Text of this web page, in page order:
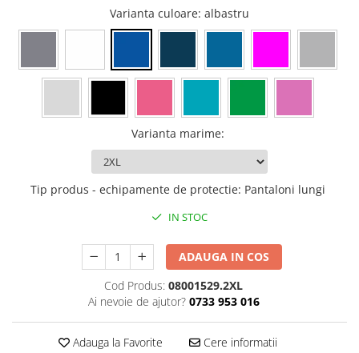
Instrumente de scris eco
Creioane mecanice si grafit
Finelinere
Markere diverse
Carioci si creioane colorate
Rezerve instrumente scris
Tavite documente si suporturi
Ascutitori, radiere, agrafe
Curatenie si igiena
Produse Antibacteriene
Articole pentru baie
Articole pentru bucatarie
Maturi, mopuri si galeti
Varianta culoare: albastru
Varianta marime:
Tip produs - echipamente de protectie: Pantaloni lungi
IN STOC
ADAUGA IN COS
Cod Produs: 08001529.2XL
Ai nevoie de ajutor? 0733 953 016
Adauga la Favorite Cere informatii